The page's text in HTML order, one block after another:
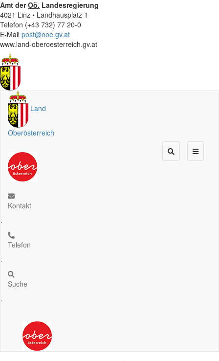
Amt derOö. Landesregierung
4021 Linz • Landhausplatz 1
Telefon (+43 732) 77 20-0
E-Mail post@ooe.gv.at
www.land-oberoesterreich.gv.at
Land
Oberösterreich
Kontakt
.
Telefon
.
Suche
.